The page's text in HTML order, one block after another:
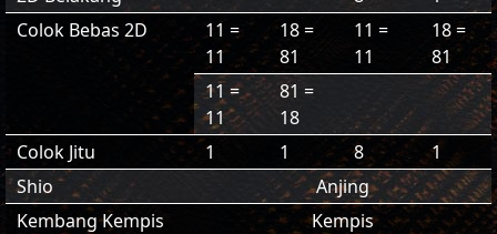
Colok Bebas 2D
11 =
11
18 =
81
11 =
11
18 =
81
11 =
11
81 =
18
Colok Jitu
1 1 8
1
Shio
Anjing
Kembang Kempis
Kempis